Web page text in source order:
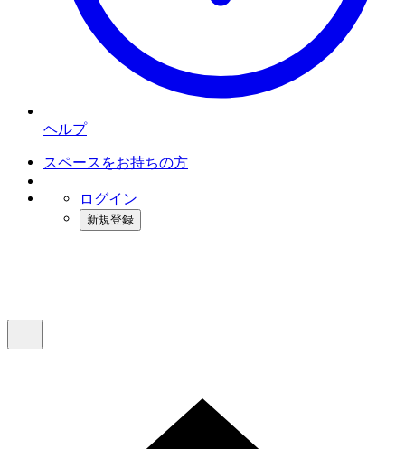
ヘルプ
スペースをお持ちの方
ログイン
新規登録